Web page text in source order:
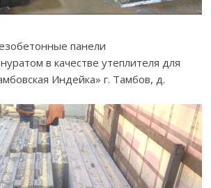
панели
в качестве утеплителя для
Индейка» г. Тамбов, д.